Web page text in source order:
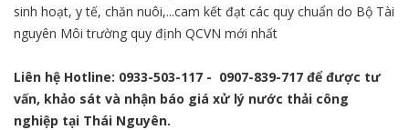
sinh hoạt, y tế, chăn nuôi,...cam kết đạt các quy chuẩn do Bộ Tài
nguyên Môi trường quy định QCVN mới nhất
Liên hệ Hotline: 0933-503-117 - 0907-839-717 để được tư
vấn, khảo sát và nhận báo giá xử lý nước thải công
nghiệp tại Thái Nguyên.